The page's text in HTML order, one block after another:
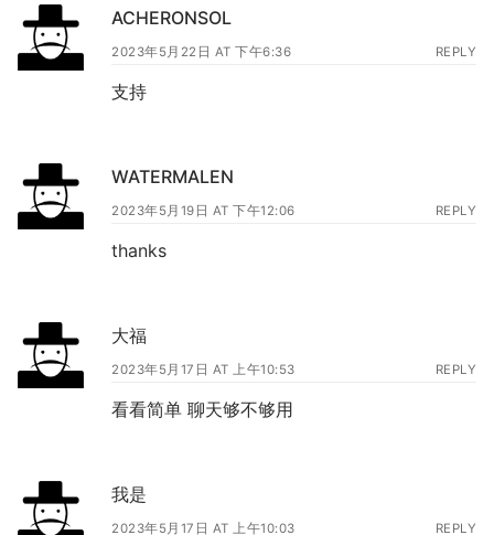
ACHERONSOL
2023年5月22日 AT 下午6:36 REPLY
支持
WATERMALEN
2023年5月19日 AT 下午12:06 REPLY
thanks
大福
2023年5月17日 AT 上午10:53 REPLY
看看简单 聊天够不够用
我是
2023年5月17日 AT 上午10:03 REPLY